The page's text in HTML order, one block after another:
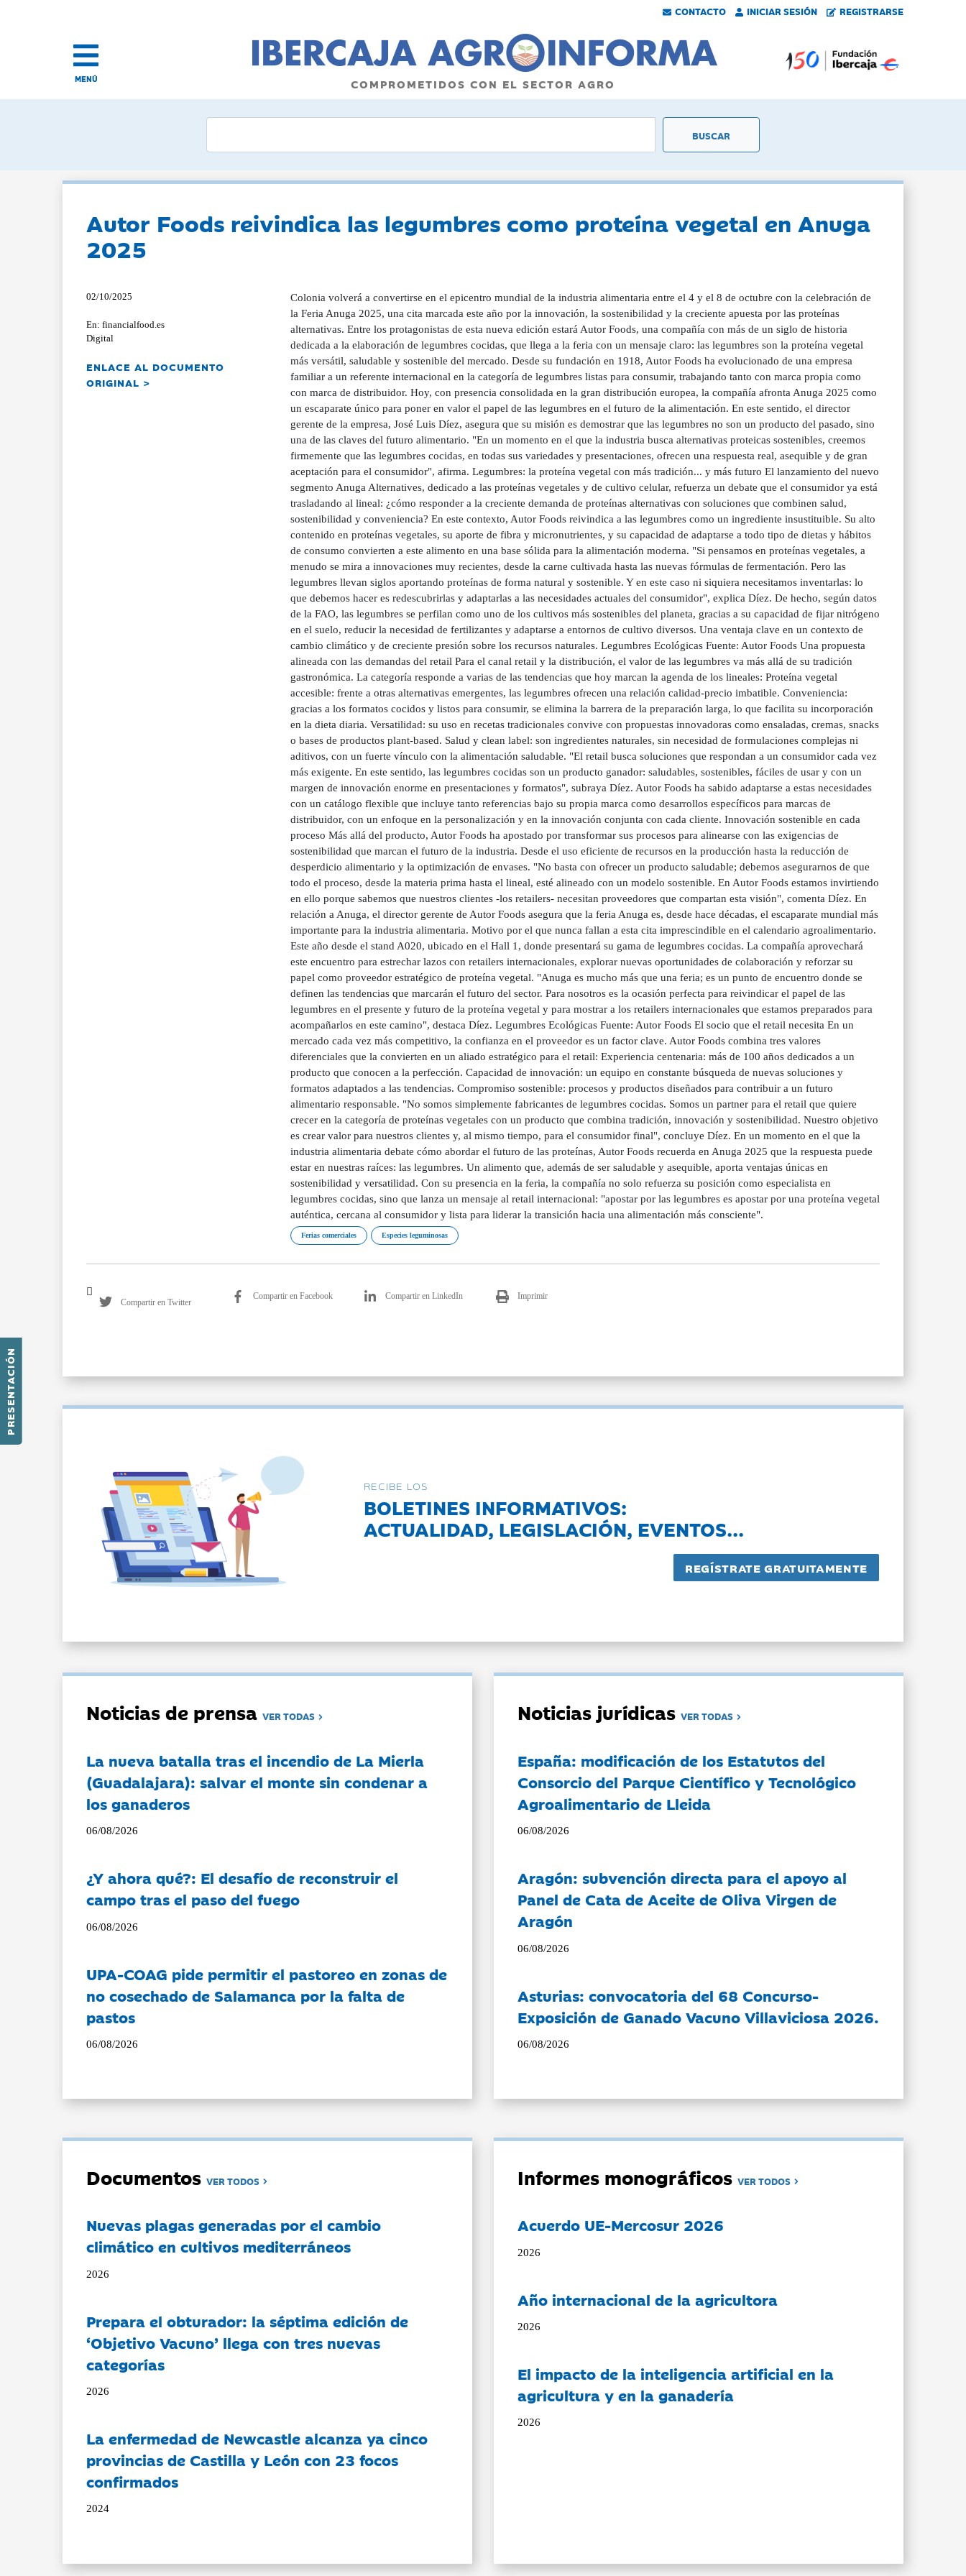
CONTACTO INICIAR SESIÓN REGISTRARSE
PRESENTACIÓN
MENÚ COMPROMETIDOS CON EL SECTOR AGRO
Autor Foods reivindica las legumbres como proteína vegetal en Anuga
2025
02/10/2025
En: financialfood.es
Digital
ENLACE AL DOCUMENTO
ORIGINAL >
Colonia volverá a convertirse en el epicentro mundial de la industria alimentaria entre el 4 y el 8 de octubre con la celebración de
la Feria Anuga 2025, una cita marcada este año por la innovación, la sostenibilidad y la creciente apuesta por las proteínas
alternativas. Entre los protagonistas de esta nueva edición estará Autor Foods, una compañía con más de un siglo de historia
dedicada a la elaboración de legumbres cocidas, que llega a la feria con un mensaje claro: las legumbres son la proteína vegetal
más versátil, saludable y sostenible del mercado. Desde su fundación en 1918, Autor Foods ha evolucionado de una empresa
familiar a un referente internacional en la categoría de legumbres listas para consumir, trabajando tanto con marca propia como
con marca de distribuidor. Hoy, con presencia consolidada en la gran distribución europea, la compañía afronta Anuga 2025 como
un escaparate único para poner en valor el papel de las legumbres en el futuro de la alimentación. En este sentido, el director
gerente de la empresa, José Luis Díez, asegura que su misión es demostrar que las legumbres no son un producto del pasado, sino
una de las claves del futuro alimentario. "En un momento en el que la industria busca alternativas proteicas sostenibles, creemos
firmemente que las legumbres cocidas, en todas sus variedades y presentaciones, ofrecen una respuesta real, asequible y de gran
aceptación para el consumidor", afirma. Legumbres: la proteína vegetal con más tradición... y más futuro El lanzamiento del nuevo
segmento Anuga Alternatives, dedicado a las proteínas vegetales y de cultivo celular, refuerza un debate que el consumidor ya está
trasladando al lineal: ¿cómo responder a la creciente demanda de proteínas alternativas con soluciones que combinen salud,
sostenibilidad y conveniencia? En este contexto, Autor Foods reivindica a las legumbres como un ingrediente insustituible. Su alto
contenido en proteínas vegetales, su aporte de fibra y micronutrientes, y su capacidad de adaptarse a todo tipo de dietas y hábitos
de consumo convierten a este alimento en una base sólida para la alimentación moderna. "Si pensamos en proteínas vegetales, a
menudo se mira a innovaciones muy recientes, desde la carne cultivada hasta las nuevas fórmulas de fermentación. Pero las
legumbres llevan siglos aportando proteínas de forma natural y sostenible. Y en este caso ni siquiera necesitamos inventarlas: lo
que debemos hacer es redescubrirlas y adaptarlas a las necesidades actuales del consumidor", explica Díez. De hecho, según datos
de la FAO, las legumbres se perfilan como uno de los cultivos más sostenibles del planeta, gracias a su capacidad de fijar nitrógeno
en el suelo, reducir la necesidad de fertilizantes y adaptarse a entornos de cultivo diversos. Una ventaja clave en un contexto de
cambio climático y de creciente presión sobre los recursos naturales. Legumbres Ecológicas Fuente: Autor Foods Una propuesta
alineada con las demandas del retail Para el canal retail y la distribución, el valor de las legumbres va más allá de su tradición
gastronómica. La categoría responde a varias de las tendencias que hoy marcan la agenda de los lineales: Proteína vegetal
accesible: frente a otras alternativas emergentes, las legumbres ofrecen una relación calidad-precio imbatible. Conveniencia:
gracias a los formatos cocidos y listos para consumir, se elimina la barrera de la preparación larga, lo que facilita su incorporación
en la dieta diaria. Versatilidad: su uso en recetas tradicionales convive con propuestas innovadoras como ensaladas, cremas, snacks
o bases de productos plant-based. Salud y clean label: son ingredientes naturales, sin necesidad de formulaciones complejas ni
aditivos, con un fuerte vínculo con la alimentación saludable. "El retail busca soluciones que respondan a un consumidor cada vez
más exigente. En este sentido, las legumbres cocidas son un producto ganador: saludables, sostenibles, fáciles de usar y con un
margen de innovación enorme en presentaciones y formatos", subraya Díez. Autor Foods ha sabido adaptarse a estas necesidades
con un catálogo flexible que incluye tanto referencias bajo su propia marca como desarrollos específicos para marcas de
distribuidor, con un enfoque en la personalización y en la innovación conjunta con cada cliente. Innovación sostenible en cada
proceso Más allá del producto, Autor Foods ha apostado por transformar sus procesos para alinearse con las exigencias de
sostenibilidad que marcan el futuro de la industria. Desde el uso eficiente de recursos en la producción hasta la reducción de
desperdicio alimentario y la optimización de envases. "No basta con ofrecer un producto saludable; debemos asegurarnos de que
todo el proceso, desde la materia prima hasta el lineal, esté alineado con un modelo sostenible. En Autor Foods estamos invirtiendo
en ello porque sabemos que nuestros clientes -los retailers- necesitan proveedores que compartan esta visión", comenta Díez. En
relación a Anuga, el director gerente de Autor Foods asegura que la feria Anuga es, desde hace décadas, el escaparate mundial más
importante para la industria alimentaria. Motivo por el que nunca fallan a esta cita imprescindible en el calendario agroalimentario.
Este año desde el stand A020, ubicado en el Hall 1, donde presentará su gama de legumbres cocidas. La compañía aprovechará
este encuentro para estrechar lazos con retailers internacionales, explorar nuevas oportunidades de colaboración y reforzar su
papel como proveedor estratégico de proteína vegetal. "Anuga es mucho más que una feria; es un punto de encuentro donde se
definen las tendencias que marcarán el futuro del sector. Para nosotros es la ocasión perfecta para reivindicar el papel de las
legumbres en el presente y futuro de la proteína vegetal y para mostrar a los retailers internacionales que estamos preparados para
acompañarlos en este camino", destaca Díez. Legumbres Ecológicas Fuente: Autor Foods El socio que el retail necesita En un
mercado cada vez más competitivo, la confianza en el proveedor es un factor clave. Autor Foods combina tres valores
diferenciales que la convierten en un aliado estratégico para el retail: Experiencia centenaria: más de 100 años dedicados a un
producto que conocen a la perfección. Capacidad de innovación: un equipo en constante búsqueda de nuevas soluciones y
formatos adaptados a las tendencias. Compromiso sostenible: procesos y productos diseñados para contribuir a un futuro
alimentario responsable. "No somos simplemente fabricantes de legumbres cocidas. Somos un partner para el retail que quiere
crecer en la categoría de proteínas vegetales con un producto que combina tradición, innovación y sostenibilidad. Nuestro objetivo
es crear valor para nuestros clientes y, al mismo tiempo, para el consumidor final", concluye Díez. En un momento en el que la
industria alimentaria debate cómo abordar el futuro de las proteínas, Autor Foods recuerda en Anuga 2025 que la respuesta puede
estar en nuestras raíces: las legumbres. Un alimento que, además de ser saludable y asequible, aporta ventajas únicas en
sostenibilidad y versatilidad. Con su presencia en la feria, la compañía no solo refuerza su posición como especialista en
legumbres cocidas, sino que lanza un mensaje al retail internacional: "apostar por las legumbres es apostar por una proteína vegetal
auténtica, cercana al consumidor y lista para liderar la transición hacia una alimentación más consciente".
Ferias comerciales Especies leguminosas
Compartir en Twitter
Compartir en Facebook Compartir en LinkedIn Imprimir
RECIBE LOS
BOLETINES INFORMATIVOS:
ACTUALIDAD, LEGISLACIÓN, EVENTOS...
Noticias de prensaVER TODAS
La nueva batalla tras el incendio de La Mierla
(Guadalajara): salvar el monte sin condenar a
los ganaderos
06/08/2026
¿Y ahora qué?: El desafío de reconstruir el
campo tras el paso del fuego
06/08/2026
UPA-COAG pide permitir el pastoreo en zonas de
no cosechado de Salamanca por la falta de
pastos
06/08/2026
Noticias jurídicasVER TODAS
España: modificación de los Estatutos del
Consorcio del Parque Científico y Tecnológico
Agroalimentario de Lleida
06/08/2026
Aragón: subvención directa para el apoyo al
Panel de Cata de Aceite de Oliva Virgen de
Aragón
06/08/2026
Asturias: convocatoria del 68 Concurso-
Exposición de Ganado Vacuno Villaviciosa 2026.
06/08/2026
DocumentosVER TODOS
Nuevas plagas generadas por el cambio
climático en cultivos mediterráneos
2026
Prepara el obturador: la séptima edición de
‘Objetivo Vacuno’ llega con tres nuevas
categorías
2026
La enfermedad de Newcastle alcanza ya cinco
provincias de Castilla y León con 23 focos
confirmados
2024
Informes monográficosVER TODOS
Acuerdo UE-Mercosur 2026
2026
Año internacional de la agricultora
2026
El impacto de la inteligencia artificial en la
agricultura y en la ganadería
2026